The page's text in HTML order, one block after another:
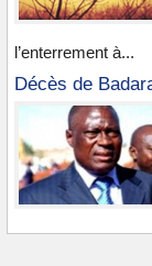
l’enterrement à...
Décès de